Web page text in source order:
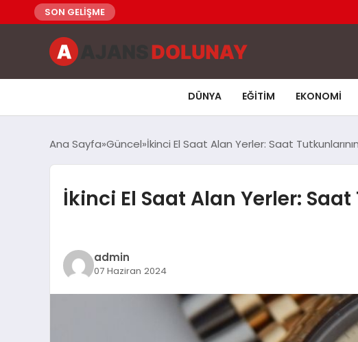
SON GELİŞME
DÜNYA EĞITIM EKONOMI
Ana Sayfa Güncel İkinci El Saat Alan Yerler: Saat
İkinci El Saat Alan Yerler:
admin
07 Haziran 2024